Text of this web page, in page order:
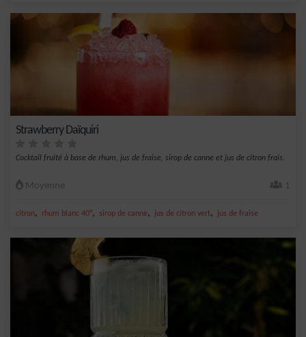
Strawberry Daïquiri
Cocktail fruité à base de rhum, jus de fraise, sirop de canne et jus de citron frais.
Moyenne 1
citron, rhum blanc 40°, sirop de canne, jus de citron vert, jus de fraise